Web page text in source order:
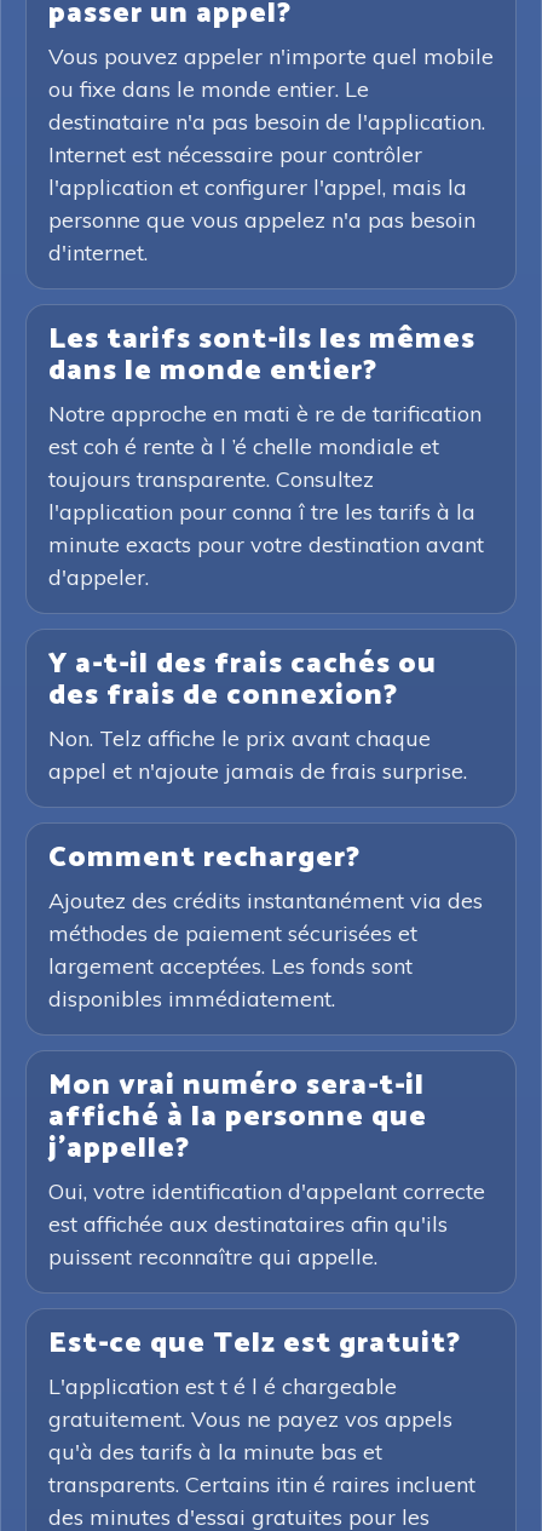
passer un appel?
Vous pouvez appeler n'importe quel mobile
ou fixe dans le monde entier. Le
destinataire n'a pas besoin de l'application.
Internet est nécessaire pour contrôler
l'application et configurer l'appel, mais la
personne que vous appelez n'a pas besoin
d'internet.
Les tarifs sont-ils les mêmes
dans le monde entier?
Notre approche en mati è re de tarification
est coh é rente à l ’é chelle mondiale et
toujours transparente. Consultez
l'application pour conna î tre les tarifs à la
minute exacts pour votre destination avant
d'appeler.
Y a-t-il des frais cachés ou
des frais de connexion?
Non. Telz affiche le prix avant chaque
appel et n'ajoute jamais de frais surprise.
Comment recharger?
Ajoutez des crédits instantanément via des
méthodes de paiement sécurisées et
largement acceptées. Les fonds sont
disponibles immédiatement.
Mon vrai numéro sera-t-il
affiché à la personne que
j'appelle?
Oui, votre identification d'appelant correcte
est affichée aux destinataires afin qu'ils
puissent reconnaître qui appelle.
Est-ce que Telz est gratuit?
L'application est t é l é chargeable
gratuitement. Vous ne payez vos appels
qu'à des tarifs à la minute bas et
transparents. Certains itin é raires incluent
des minutes d'essai gratuites pour les